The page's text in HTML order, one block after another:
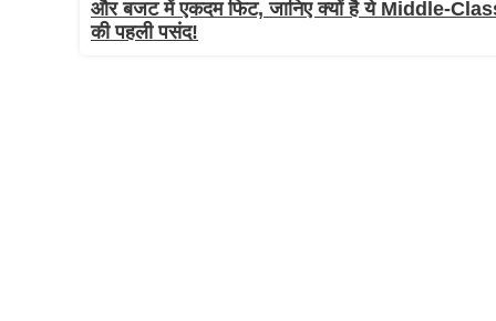
और बजट में एकदम फिट, जानिए क्यों है ये Middle-
की पहली पसंद!